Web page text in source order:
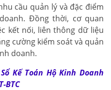
cầu quản lý và đặc điểm
Đồng thời, cơ quan
kết nối, liên thông dữ liệu
cường kiểm soát và quản
doanh.
Kế Toán Hộ Kinh Doanh
BTC